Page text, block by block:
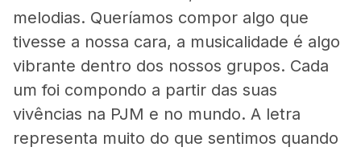
melodias. Queríamos compor algo que
tivesse a nossa cara, a musicalidade é algo
vibrante dentro dos nossos grupos. Cada
um foi compondo a partir das suas
vivências na PJM e no mundo. A letra
representa muito do que sentimos quando